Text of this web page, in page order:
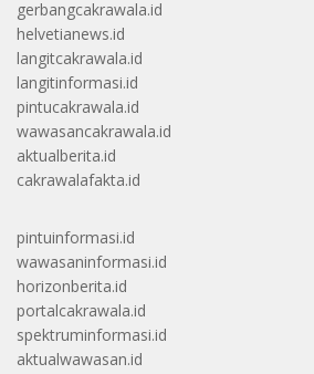
gerbangcakrawala.id
helvetianews.id
langitcakrawala.id
langitinformasi.id
pintucakrawala.id
wawasancakrawala.id
aktualberita.id
cakrawalafakta.id
pintuinformasi.id
wawasaninformasi.id
horizonberita.id
portalcakrawala.id
spektruminformasi.id
aktualwawasan.id